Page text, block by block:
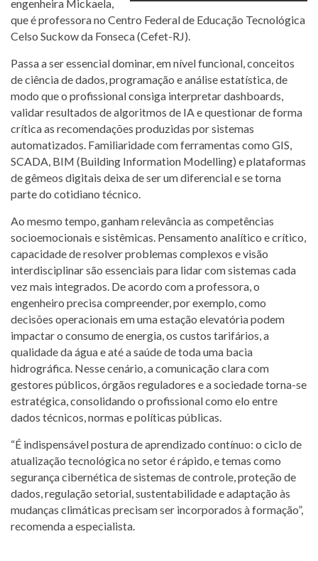
engenheira Mickaela,
que é professora no Centro Federal de Educação Tecnológica
Celso Suckow da Fonseca (Cefet-RJ).
Passa a ser essencial dominar, em nível funcional, conceitos
de ciência de dados, programação e análise estatística, de
modo que o profissional consiga interpretar dashboards,
validar resultados de algoritmos de IA e questionar de forma
crítica as recomendações produzidas por sistemas
automatizados. Familiaridade com ferramentas como GIS,
SCADA, BIM (Building Information Modelling) e plataformas
de gêmeos digitais deixa de ser um diferencial e se torna
parte do cotidiano técnico.
Ao mesmo tempo, ganham relevância as competências
socioemocionais e sistêmicas. Pensamento analítico e crítico,
capacidade de resolver problemas complexos e visão
interdisciplinar são essenciais para lidar com sistemas cada
vez mais integrados. De acordo com a professora, o
engenheiro precisa compreender, por exemplo, como
decisões operacionais em uma estação elevatória podem
impactar o consumo de energia, os custos tarifários, a
qualidade da água e até a saúde de toda uma bacia
hidrográfica. Nesse cenário, a comunicação clara com
gestores públicos, órgãos reguladores e a sociedade torna-se
estratégica, consolidando o profissional como elo entre
dados técnicos, normas e políticas públicas.
“É indispensável postura de aprendizado contínuo: o ciclo de
atualização tecnológica no setor é rápido, e temas como
segurança cibernética de sistemas de controle, proteção de
dados, regulação setorial, sustentabilidade e adaptação às
mudanças climáticas precisam ser incorporados à formação”,
recomenda a especialista.